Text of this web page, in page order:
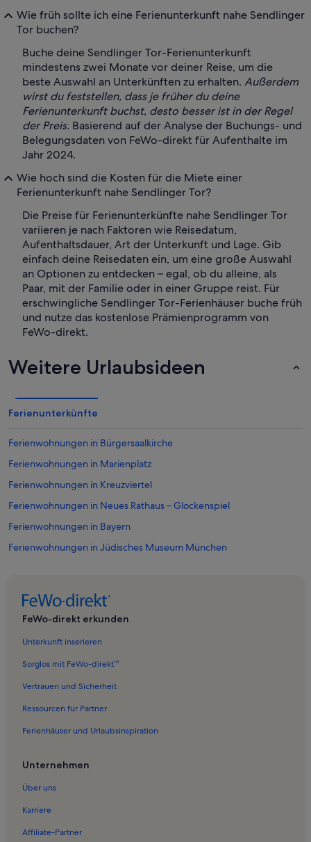
Wie früh sollte ich eine Ferienunterkunft nahe Sendlinger
Tor buchen?
Buche deine Sendlinger Tor-Ferienunterkunft
mindestens zwei Monate vor deiner Reise, um die
beste Auswahl an Unterkünften zu erhalten. Außerdem
wirst du feststellen, dass je früher du deine
Ferienunterkunft buchst, desto besser ist in der Regel
der Preis. Basierend auf der Analyse der Buchungs- und
Belegungsdaten von FeWo-direkt für Aufenthalte im
Jahr 2024.
Wie hoch sind die Kosten für die Miete einer
Ferienunterkunft nahe Sendlinger Tor?
Die Preise für Ferienunterkünfte nahe Sendlinger Tor
variieren je nach Faktoren wie Reisedatum,
Aufenthaltsdauer, Art der Unterkunft und Lage. Gib
einfach deine Reisedaten ein, um eine große Auswahl
an Optionen zu entdecken – egal, ob du alleine, als
Paar, mit der Familie oder in einer Gruppe reist. Für
erschwingliche Sendlinger Tor-Ferienhäuser buche früh
und nutze das kostenlose Prämienprogramm von
FeWo-direkt.
Weitere Urlaubsideen
Ferienunterkünfte
Ferienwohnungen in Bürgersaalkirche
Ferienwohnungen in Marienplatz
Ferienwohnungen in Kreuzviertel
Ferienwohnungen in Neues Rathaus – Glockenspiel
Ferienwohnungen in Bayern
Ferienwohnungen in Jüdisches Museum München
Ferienwohnungen in Glockenbach
Ferienwohnungen in Hackenviertel
Ferienwohnungen in Stadtzentrum von München
Ferienwohnungen in Gärtnerplatz
Ferienwohnungen in Karlsplatz/Stachus
Ferienwohnungen in Angerviertel
FeWo-direkt erkunden
Unterkunft inserieren
Sorglos mit FeWo-direkt™
Vertrauen und Sicherheit
Ressourcen für Partner
Ferienhäuser und Urlaubsinspiration
Unternehmen
Über uns
Karriere
Affiliate-Partner